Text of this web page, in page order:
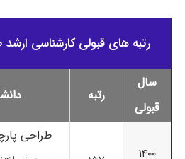
رتبه های قبولی کارشناسی
سال
قبولی
رتبه
۱۴۰۰
طراحی